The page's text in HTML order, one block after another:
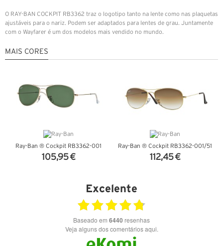
O RAY-BAN COCKPIT RB3362 traz o logotipo tanto na lente como nas plaquetas
ajustáveis para o nariz. Podem ser adaptados para lentes de grau. Juntamente
com o Wayfarer é um dos modelos mais vendido no mundo.
MAIS CORES
Ray-Ban ® Cockpit RB3362-001
105,95 €
Ray-Ban ® Cockpit RB3362-001/51
112,45 €
Excelente
Baseado em 6440 resenhas
Veja alguns dos comentários aqui.